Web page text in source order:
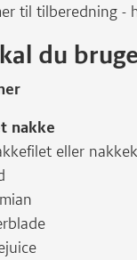
til tilberedning -
du bruge
nakke
eller